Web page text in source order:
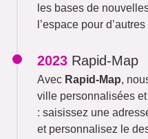
les bases de
l’espace pour
2023 Rapid-Map
Avec Rapid-Map,
ville personnalisées
: saisissez une
et personnalisez le